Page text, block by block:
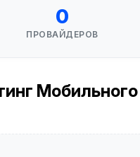
0
ПРОВАЙДЕРОВ